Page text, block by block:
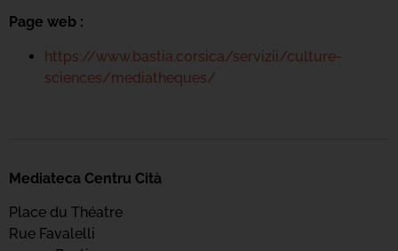
Page web :
https://www.bastia.corsica/servizii/culture-
sciences/mediatheques/
Mediateca Centru Cità
Place du Théatre
Rue Favalelli